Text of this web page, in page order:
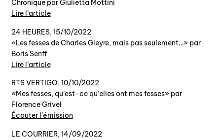
Chronique par Giulietta Mottini
Lire l’article
24 HEURES, 15/10/2022
«Les fesses de Charles Gleyre, mais pas seulement…» par
Boris Senff
Lire l’article
RTS VERTIGO, 10/10/2022
«Mes fesses, qu’est-ce qu’elles ont mes fesses» par
Florence Grivel
Écouter l’émission
LE COURRIER, 14/09/2022